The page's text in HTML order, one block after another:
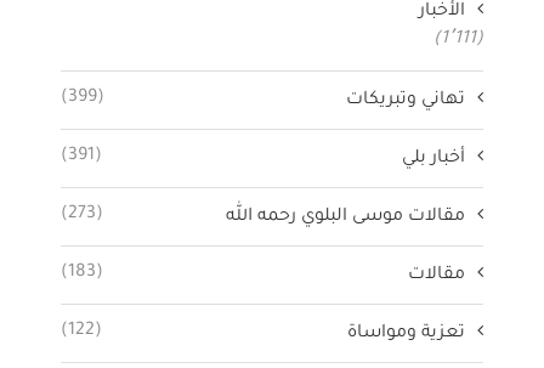
الأخبار
(1٬111)
تهاني وتبريكات (399)
أخبار بلي (391)
مقالات موسى البلوي رحمه الله (273)
مقالات (183)
تعزية ومواساة (122)